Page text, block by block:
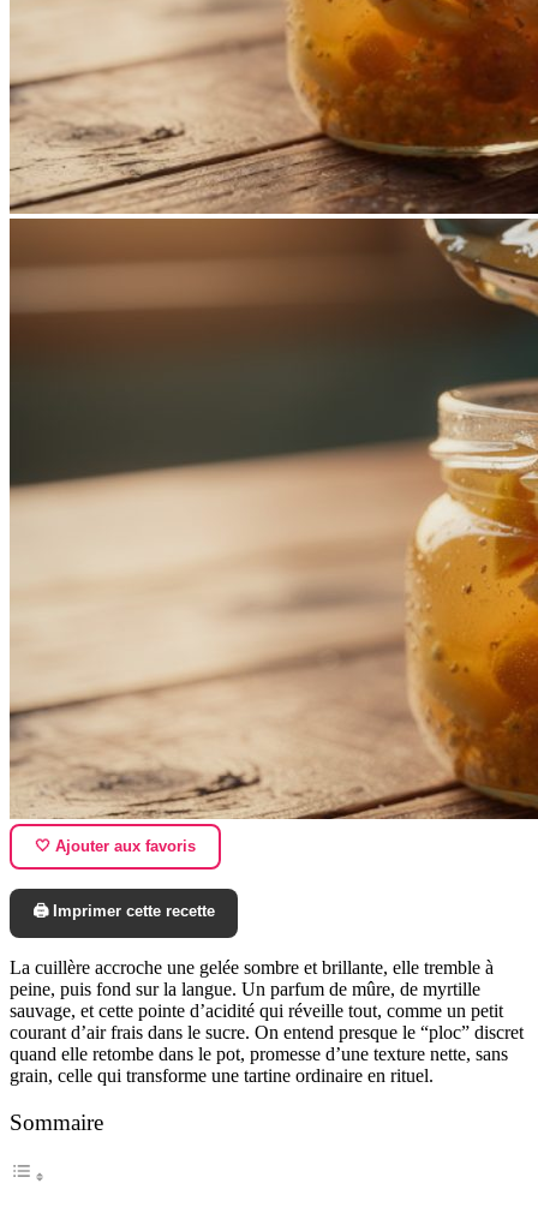
🤍 Ajouter aux favoris
🖨️ Imprimer cette recette
La cuillère accroche une gelée sombre et brillante, elle tremble à
peine, puis fond sur la langue. Un parfum de mûre, de myrtille
sauvage, et cette pointe d’acidité qui réveille tout, comme un petit
courant d’air frais dans le sucre. On entend presque le “ploc” discret
quand elle retombe dans le pot, promesse d’une texture nette, sans
grain, celle qui transforme une tartine ordinaire en rituel.
Sommaire